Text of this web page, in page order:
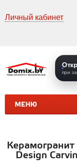
Личный кабинет
МЕНЮ
КЕРАМИЧЕСКАЯ
Design